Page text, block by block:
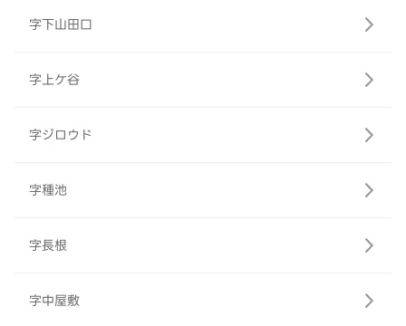
字下山田口
字上ケ谷
字ジロウド
字種池
字長根
字中屋敷